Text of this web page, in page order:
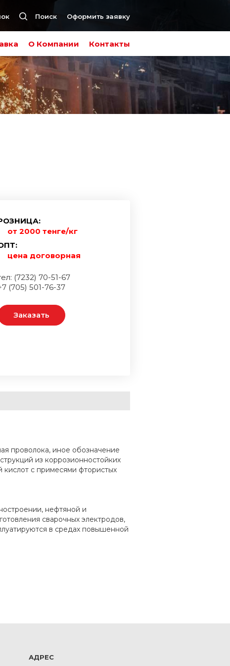
О Компании Контакты
Поиск Оформить заявку
от 2000 тенге/кг
цена договорная
(7232) 70-51-67
(705) 501-76-37
Заказать
проволока, иное обозначение
из коррозионностойких
с примесями фтористых
нефтяной и
сварочных электродов,
в средах повышенной
АДРЕС